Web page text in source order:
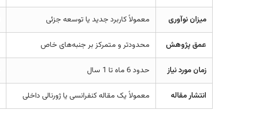
میزان نوآوری معمولاً کاربرد جدید یا توسعه جزئی
عمق پژوهش محدودتر و متمرکز بر جنبه‌های خاص
زمان مورد نیاز حدود 6 ماه تا 1 سال
انتشار مقاله معمولاً یک مقاله کنفرانسی یا ژورنالی داخلی